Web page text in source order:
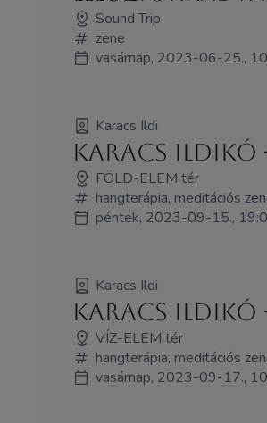
Sound Trip
zene
vasárnap, 2023-06-25.,
Karacs Ildi
Karacs Ildikó -
FÖLD-ELEM tér
hangterápia, meditációs
péntek, 2023-09-15.,
Karacs Ildi
Karacs Ildikó -
VÍZ-ELEM tér
hangterápia, meditációs
vasárnap, 2023-09-17.,